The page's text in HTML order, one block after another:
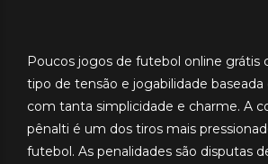
Poucos jogos de futebol online grátis
tipo de tensão e jogabilidade baseada
com tanta simplicidade e charme. A
pênalti é um dos tiros mais
futebol. As penalidades são disputas